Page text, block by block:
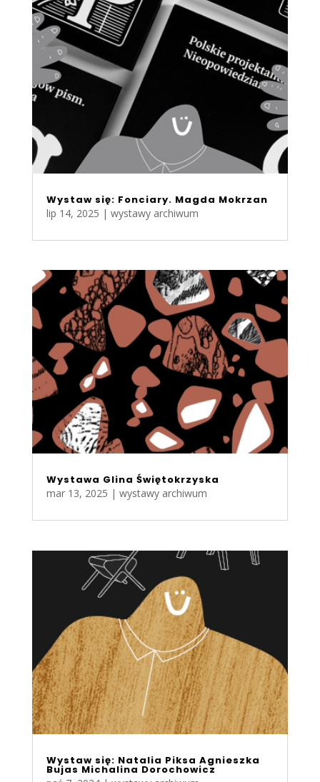
Wystaw się: Fonciary. Magda Mokrzan
lip 14, 2025 | wystawy archiwum
Wystawa Glina Świętokrzyska
mar 13, 2025 | wystawy archiwum
Wystaw się: Natalia Piksa Agnieszka
Bujas Michalina Dorochowicz